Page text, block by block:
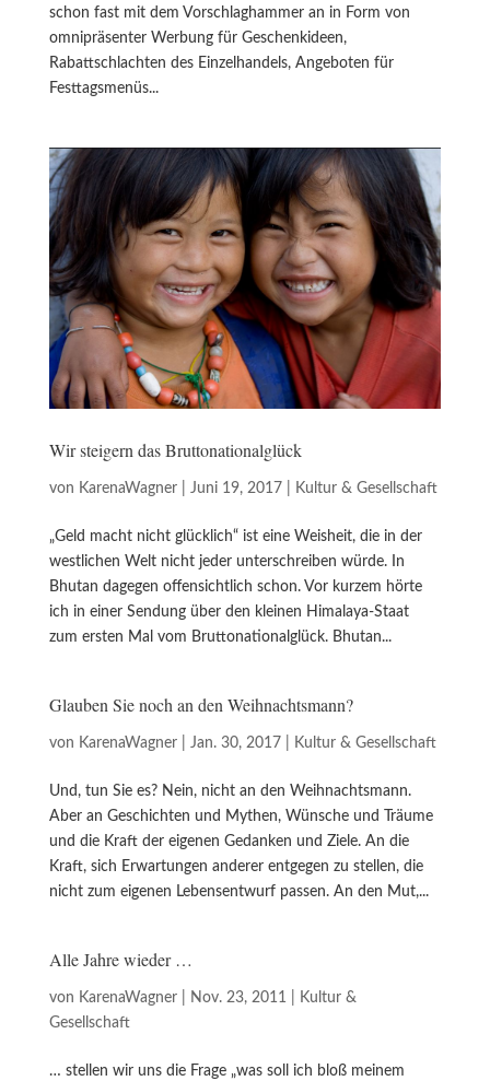
schon fast mit dem Vorschlaghammer an in Form von
omnipräsenter Werbung für Geschenkideen,
Rabattschlachten des Einzelhandels, Angeboten für
Festtagsmenüs...
Wir steigern das Bruttonationalglück
von KarenaWagner| Juni 19, 2017 Kultur & Gesellschaft
„Geld macht nicht glücklich“ ist eine Weisheit, die in der
westlichen Welt nicht jeder unterschreiben würde. In
Bhutan dagegen offensichtlich schon. Vor kurzem hörte
ich in einer Sendung über den kleinen Himalaya-Staat
zum ersten Mal vom Bruttonationalglück. Bhutan...
Glauben Sie noch an den Weihnachtsmann?
von KarenaWagner| Jan. 30, 2017 Kultur & Gesellschaft
Und, tun Sie es? Nein, nicht an den Weihnachtsmann.
Aber an Geschichten und Mythen, Wünsche und Träume
und die Kraft der eigenen Gedanken und Ziele. An die
Kraft, sich Erwartungen anderer entgegen zu stellen, die
nicht zum eigenen Lebensentwurf passen. An den Mut,...
Alle Jahre wieder …
von KarenaWagner| Nov. 23, 2011
Kultur &
Gesellschaft
… stellen wir uns die Frage „was soll ich bloß meinem